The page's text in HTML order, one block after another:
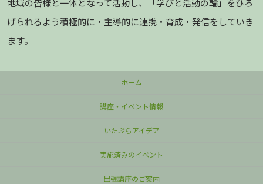
地域の皆様と一体となって活動し、「学びと活動の輪」をひろ
げられるよう積極的に・主導的に連携・育成・発信をしていき
ます。
ホーム
講座・イベント情報
いたぷらアイデア
実施済みのイベント
出張講座のご案内